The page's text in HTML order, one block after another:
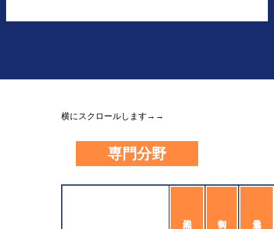
横にスクロールします→→
専門分野